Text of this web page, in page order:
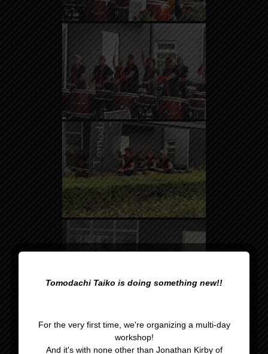
Tomodachi Taiko is doing something new!!
For the very first time, we're organizing a multi-day
workshop!
And it's with none other than Jonathan Kirby of